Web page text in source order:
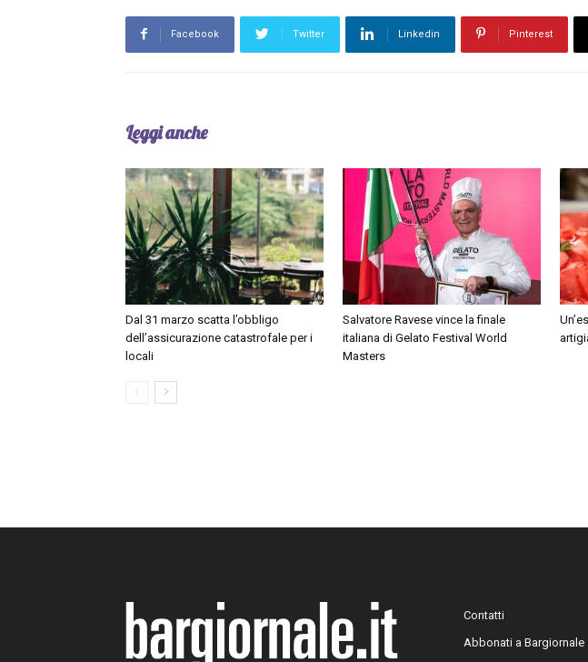
Facebook Twitter Linkedin Pinterest
Leggi anche
Dal 31 marzo scatta l’obbligo
dell’assicurazione catastrofale per i
locali
Salvatore Ravese vince la finale
italiana di Gelato Festival World
Masters
Contatti
Abbonati a Bargiornale